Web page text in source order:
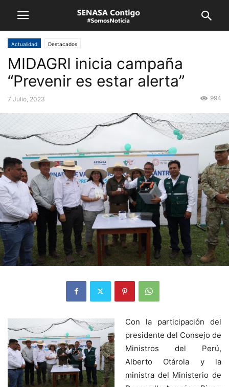
Actualidad Destacados
MIDAGRI inicia campaña
“Prevenir es estar alerta”
7 Julio, 2023 994
Con la participación del
presidente del Consejo de
Ministros del Perú,
Alberto Otárola y la
ministra del Ministerio de